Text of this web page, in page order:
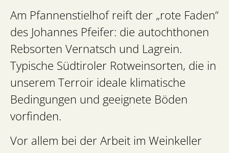
Am Pfannenstielhof reift der „rote Faden“
des Johannes Pfeifer: die autochthonen
Rebsorten Vernatsch und Lagrein.
Typische Südtiroler Rotweinsorten, die in
unserem Terroir ideale klimatische
Bedingungen und geeignete Böden
vorfinden.
Vor allem bei der Arbeit im Weinkeller